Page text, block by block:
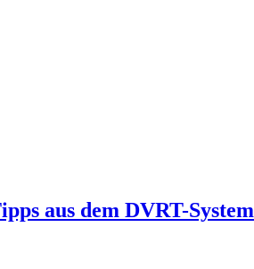
aus dem DVRT-System